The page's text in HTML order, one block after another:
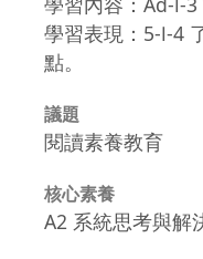
學習表現：5-Ⅰ-4
點。
議題
閱讀素養教育
核心素養
A2 系統思考與解